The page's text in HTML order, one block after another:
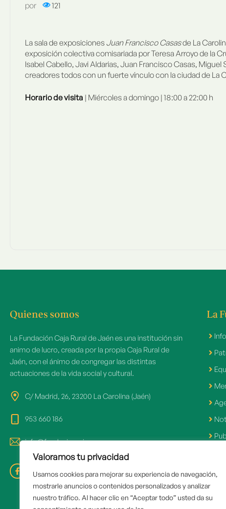
Valoramos tu privacidad
Usamos cookies para mejorar su experiencia de navegación,
mostrarle anuncios o contenidos personalizados y analizar
nuestro tráfico. Al hacer clic en “Aceptar todo” usted da su
por 121
La sala de exposiciones Juan Francisco Casasde La
exposición colectiva comisariada por Teresa Arroyo de la
Isabel Cabello, Javi Aldarias, Juan Francisco Casas,
creadores todos con un fuerte vínculo con la ciudad de La
Horario de visita | Miércoles a domingo | 18:00 a 22:00 h
Quienes somos
La Fundación Caja Rural de Jaén es una institución sin
animo de lucro, creada por la propia Caja Rural de
Jaén, con el ánimo de congregar las distintas
actuaciones de la vida social y cultural.
C/ Madrid, 26, 23200 La Carolina (Jaén)
953 660 186
info@fundacioncrj.es
La